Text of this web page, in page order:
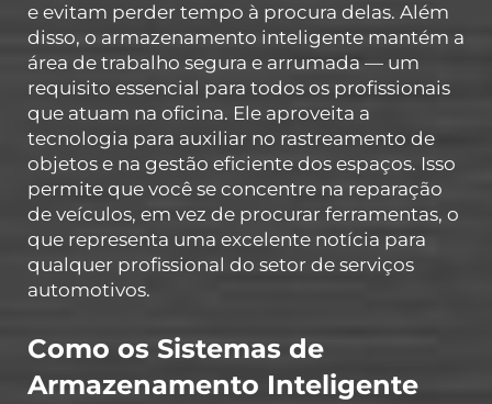
e evitam perder tempo à procura delas. Além
disso, o armazenamento inteligente mantém a
área de trabalho segura e arrumada — um
requisito essencial para todos os profissionais
que atuam na oficina. Ele aproveita a
tecnologia para auxiliar no rastreamento de
objetos e na gestão eficiente dos espaços. Isso
permite que você se concentre na reparação
de veículos, em vez de procurar ferramentas, o
que representa uma excelente notícia para
qualquer profissional do setor de serviços
automotivos.
Como os Sistemas de
Armazenamento Inteligente